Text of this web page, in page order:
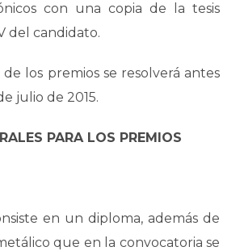
con una copia de la tesis
del candidato.
los premios se resolverá antes
julio de 2015.
PARA LOS PREMIOS
en un diploma, además de
que en la convocatoria se